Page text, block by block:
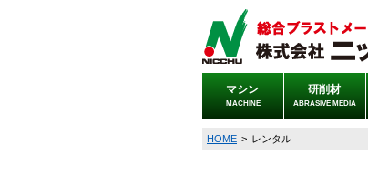
マシン
MACHINE
研削材
ABRASIVE MEDIA
HOME > レンタル